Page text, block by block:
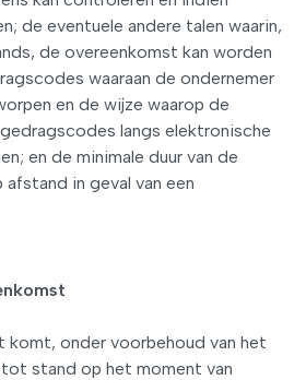
de eventuele andere talen waarin,
de overeenkomst kan worden
waaraan de ondernemer
en de wijze waarop de
langs elektronische
en de minimale duur van de
in geval van een
komt, onder voorbehoud van het
stand op het moment van